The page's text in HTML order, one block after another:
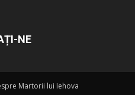
NE
Martorii lui Iehova